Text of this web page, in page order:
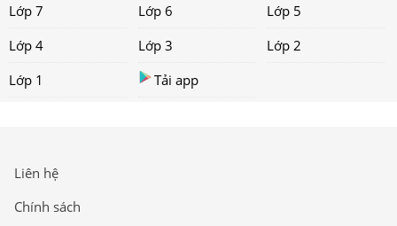
Lớp 7
Lớp 6
Lớp 5
Lớp 4
Lớp 3
Lớp 2
Lớp 1
Tải app
Liên hệ
Chính sách